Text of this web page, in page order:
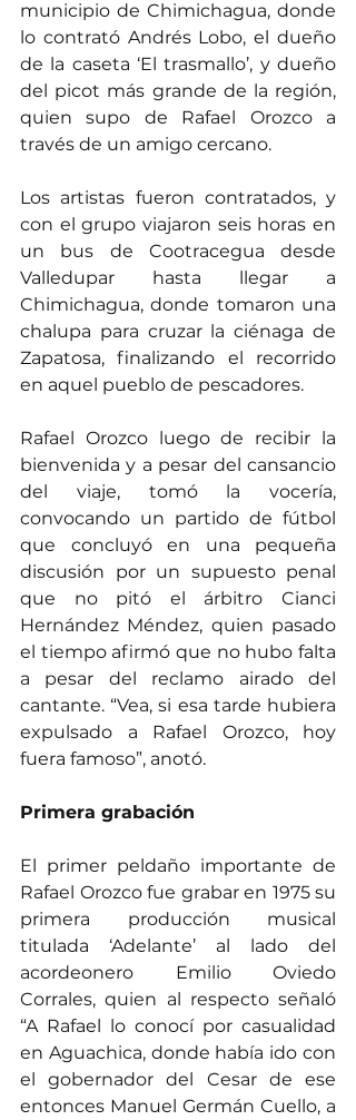
municipio de Chimichagua, donde
lo contrató Andrés Lobo, el dueño
de la caseta ‘El trasmallo’, y dueño
del picot más grande de la región,
quien supo de Rafael Orozco a
través de un amigo cercano.
Los artistas fueron contratados, y
con el grupo viajaron seis horas en
un bus de Cootracegua desde
Valledupar hasta llegar a
Chimichagua, donde tomaron una
chalupa para cruzar la ciénaga de
Zapatosa, finalizando el recorrido
en aquel pueblo de pescadores.
Rafael Orozco luego de recibir la
bienvenida y a pesar del cansancio
del viaje, tomó la vocería,
convocando un partido de fútbol
que concluyó en una pequeña
discusión por un supuesto penal
que no pitó el árbitro Cianci
Hernández Méndez, quien pasado
el tiempo afirmó que no hubo falta
a pesar del reclamo airado del
cantante. “Vea, si esa tarde hubiera
expulsado a Rafael Orozco, hoy
fuera famoso”, anotó.
Primera grabación
El primer peldaño importante de
Rafael Orozco fue grabar en 1975 su
primera producción musical
titulada ‘Adelante’ al lado del
acordeonero Emilio Oviedo
Corrales, quien al respecto señaló
“A Rafael lo conocí por casualidad
en Aguachica, donde había ido con
el gobernador del Cesar de ese
entonces Manuel Germán Cuello, a